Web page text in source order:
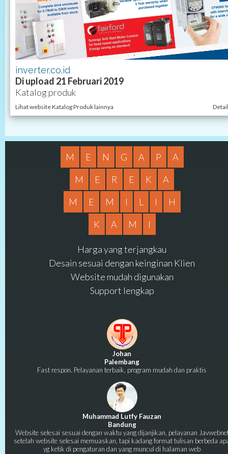
inverter.co.id
Di upload 21 Februari 2019
Katalog produk
Lihat website Katalog Produk lainnya Detail
M E N G A P
A
M
E R E K
A
M
E M I L I
H
K
A M I
Harga yang terjangkau
Desain sesuai dengan keinginan Klien
Website mudah digunakan
Support lengkap
Johan
Palembang
Fast respon. Pelayanan terbaik, program mudah dan praktis
Muhammad Lutfy Fauzan
Bandung
Website selesai sesuai dengan waktu yang dijanjikan, pelayanan
setelah website selesai memuaskan, tapi kadang format tulisan berbeda
yg ketik di pengaturan dan yang muncul di halaman web